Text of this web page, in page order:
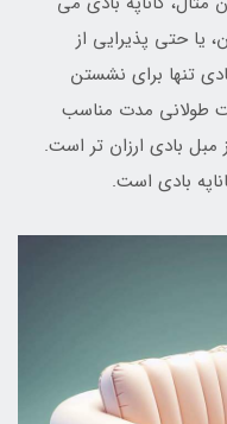
یا حتی پذیرایی از
تنها برای نشستن
طولانی مدت مناسب
مبل بادی ارزان تر است.
بادی است.